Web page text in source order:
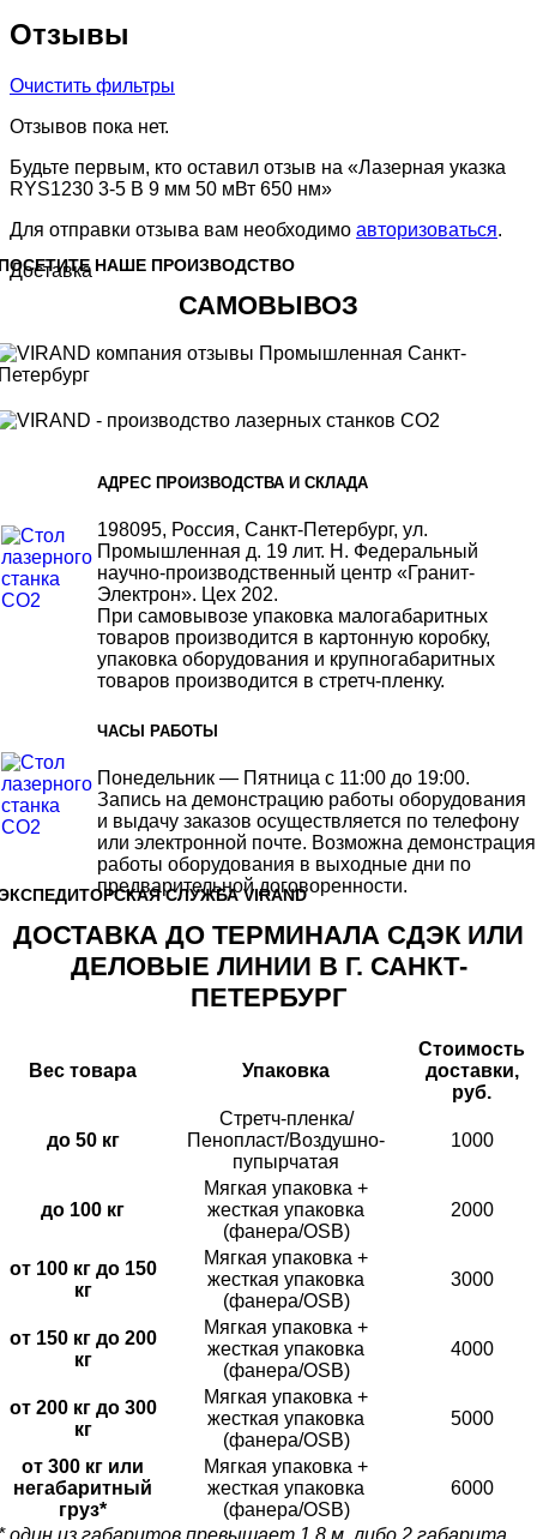
Отзывы
Очистить фильтры
Отзывов пока нет.
Будьте первым, кто оставил отзыв на «Лазерная указка
RYS1230 3-5 В 9 мм 50 мВт 650 нм»
Для отправки отзыва вам необходимо авторизоваться.
Доставка НАШЕ ПРОИЗВОДСТВО
САМОВЫВОЗ
АДРЕС ПРОИЗВОДСТВА И СКЛАДА
198095, Россия, Санкт-Петербург, ул.
Промышленная д. 19 лит. Н. Федеральный
научно-производственный центр «Гранит-
Электрон». Цех 202.
При самовывозе упаковка малогабаритных
товаров производится в картонную коробку,
упаковка оборудования и крупногабаритных
товаров производится в стретч-пленку.
ЧАСЫ РАБОТЫ
Понедельник — Пятница с 11:00 до 19:00.
Запись на демонстрацию работы оборудования
и выдачу заказов осуществляется по телефону
или электронной почте. Возможна демонстрация
работы оборудования в выходные дни по
предварительной договоренности.
СЛУЖБА VIRAND
ДОСТАВКА ДО ТЕРМИНАЛА СДЭК ИЛИ
ДЕЛОВЫЕ ЛИНИИ В Г. САНКТ-
ПЕТЕРБУРГ
Вес товара Упаковка
Стоимость
доставки,
руб.
до 50 кг
Стретч-пленка/
Пенопласт/Воздушно-
пупырчатая
1000
до 100 кг
Мягкая упаковка +
жесткая упаковка
(фанера/OSB)
2000
от 100 кг до 150
кг
Мягкая упаковка +
жесткая упаковка
(фанера/OSB)
3000
от 150 кг до 200
кг
Мягкая упаковка +
жесткая упаковка
(фанера/OSB)
4000
от 200 кг до 300
кг
Мягкая упаковка +
жесткая упаковка
(фанера/OSB)
5000
от 300 кг или
негабаритный
груз*
Мягкая упаковка +
жесткая упаковка
(фанера/OSB)
6000